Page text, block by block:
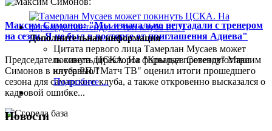
Максим Симонов: "Мы изначально не угадали с тренером
на сезон. Я не был в восторге от приглашения Адиева"
Председатель совета директоров "Крыльев Советов" Максим
Симонов в интервью "Матч ТВ" оценил итоги прошедшего
сезона для самарского клуба, а также откровенно высказался о
кадровой ошибке...
Дополнительная информация
Цитата первого лица Тамерлан Мусаев может
покинуть ЦСКА. На форварда претендуют три
клуба РПЛ
Подробнее ...
Новости